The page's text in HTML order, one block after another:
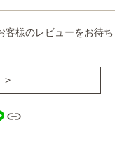
客様のレビューをお待ち
>